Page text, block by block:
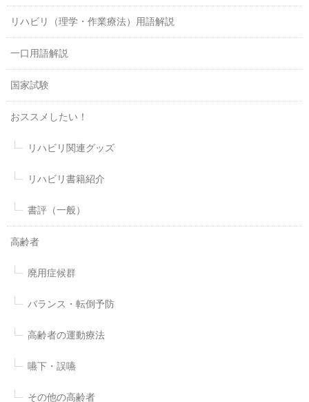
リハビリ（理学・作業療法）用語解説
一口用語解説
国家試験
おススメしたい！
リハビリ関連グッズ
リハビリ書籍紹介
書評（一般）
高齢者
廃用症候群
バランス・転倒予防
高齢者の運動療法
嚥下・誤嚥
その他の高齢者